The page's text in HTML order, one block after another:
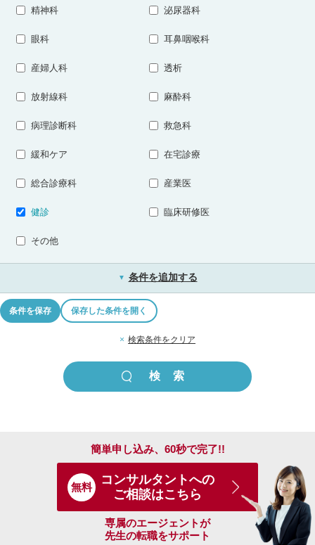
精神科 泌尿器科
眼科 耳鼻咽喉科
産婦人科 透析
放射線科 麻酔科
病理診断科 救急科
緩和ケア 在宅診療
総合診療科 産業医
健診 臨床研修医
その他
▼ 条件を追加する
条件を保存 保存した条件を開く
× 検索条件をクリア
簡単申し込み、60秒で完了!!
無料
コンサルタントへの
ご相談はこちら
専属のエージェントが
先生の転職をサポート